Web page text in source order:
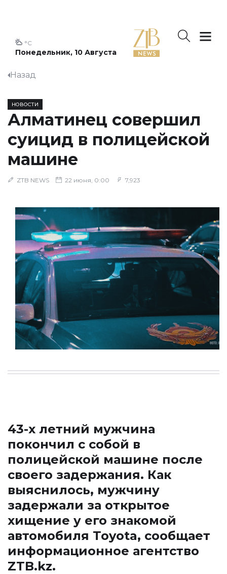
Понедельник, 10 Августа
°C
Назад
НОВОСТИ
Алматинец совершил
суицид в полицейской
машине
ZTB NEWS 22 июня, 0:00 7,923
43-х летний мужчина
покончил с собой в
полицейской машине после
своего задержания. Как
выяснилось, мужчину
задержали за открытое
хищение у его знакомой
автомобиля Toyota, сообщает
информационное агентство
ZTB.kz.